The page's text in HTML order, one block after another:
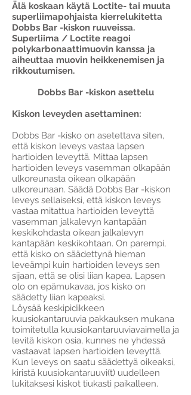
Älä koskaan käytä Loctite- tai muuta
superliimapohjaista kierrelukitetta
Dobbs Bar -kiskon ruuveissa.
Superliima / Loctite reagoi
polykarbonaattimuovin kanssa ja
aiheuttaa muovin heikkenemisen ja
rikkoutumisen.
Dobbs Bar -kiskon asettelu
Kiskon leveyden asettaminen:
Dobbs Bar -kisko on asetettava siten,
että kiskon leveys vastaa lapsen
hartioiden leveyttä. Mittaa lapsen
hartioiden leveys vasemman olkapään
ulkoreunasta oikean olkapään
ulkoreunaan. Säädä Dobbs Bar -kiskon
leveys sellaiseksi, että kiskon leveys
vastaa mitattua hartioiden leveyttä
vasemman jalkalevyn kantapään
keskikohdasta oikean jalkalevyn
kantapään keskikohtaan. On parempi,
että kisko on säädettynä hieman
leveämpi kuin hartioiden leveys sen
sijaan, että se olisi liian kapea. Lapsen
olo on epämukavaa, jos kisko on
säädetty liian kapeaksi.
Löysää keskipidikkeen
kuusiokantaruuvia pakkauksen mukana
toimitetulla kuusiokantaruuviavaimella ja
levitä kiskon osia, kunnes ne yhdessä
vastaavat lapsen hartioiden leveyttä.
Kun leveys on saatu säädettyä oikeaksi,
kiristä kuusiokantaruuvi(t) uudelleen
lukitaksesi kiskot tiukasti paikalleen.